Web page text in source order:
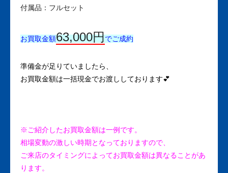
付属品：フルセット
お買取金額63,000円でご成約
準備金が足りていましたら、
お買取金額は一括現金でお渡ししております💕
※ご紹介したお買取金額は一例です。
相場変動の激しい時期となっておりますので、
ご来店のタイミングによってお買取金額は異なることがあ
ります。